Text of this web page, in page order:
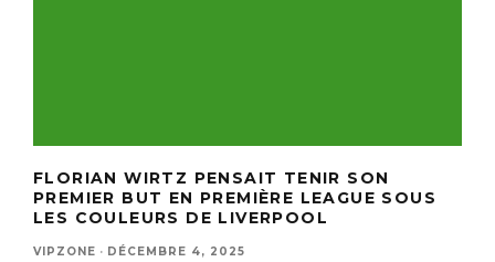
FLORIAN WIRTZ PENSAIT TENIR SON
PREMIER BUT EN PREMIÈRE LEAGUE SOUS
LES COULEURS DE LIVERPOOL
VIPZONE · DÉCEMBRE 4, 2025